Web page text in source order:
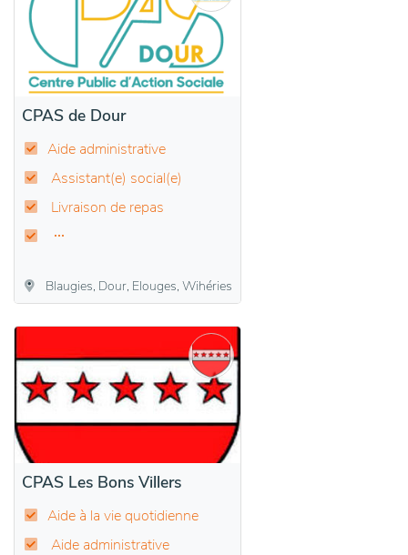
CPAS de Dour
Aide administrative
Assistant(e) social(e)
Livraison de repas
Blaugies, Dour, Elouges, Wihéries
CPAS Les Bons Villers
Aide à la vie quotidienne
Aide administrative